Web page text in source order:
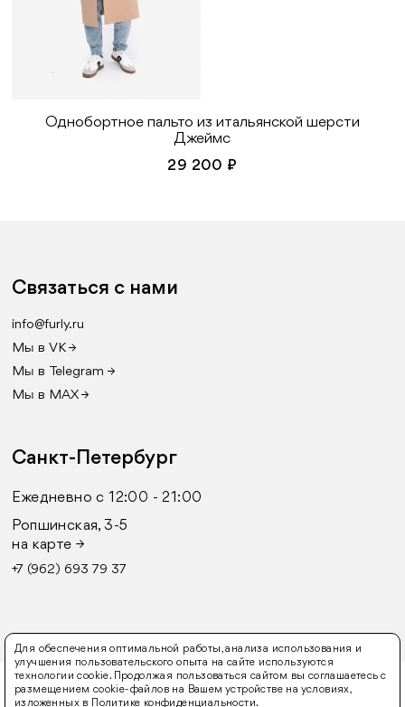
Однобортное пальто из итальянской шерсти
Джеймс
29 200 ₽
Связаться с нами
info@furly.ru
Мы в VK →
Мы в Telegram →
Мы в MAX →
Санкт-Петербург
Ежедневно с 12:00 - 21:00
Ропшинская, 3-5
на карте →
+7 (962) 693 79 37
Для обеспечения оптимальной работы, анализа использования и
улучшения пользовательского опыта на сайте используются
технологии cookie. Продолжая пользоваться сайтом вы соглашаетесь с
размещением cookie-файлов на Вашем устройстве на условиях,
изложенных в
Политике конфиденциальности.
© 2016-2026 FURLY